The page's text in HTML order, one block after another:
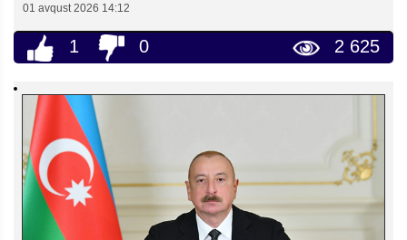
01 avqust 2026 14:12
1 0 2 625